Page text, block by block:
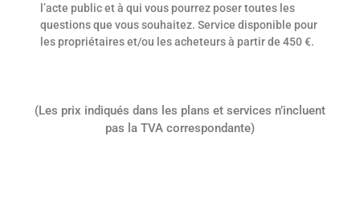
l’acte public et à qui vous pourrez poser toutes les
questions que vous souhaitez. Service disponible pour
les propriétaires et/ou les acheteurs à partir de 450 €.
(Les prix indiqués dans les plans et services n’incluent
pas la TVA correspondante)